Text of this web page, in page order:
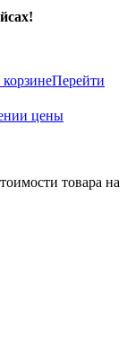
Перейти
цены
товара на